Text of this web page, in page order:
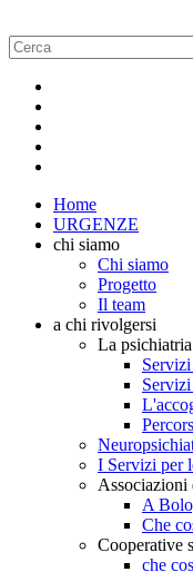
Home
URGENZE
chi siamo
Chi siamo
Progetto
Il team
a chi rivolgersi
La
I Servizi per
Associazioni
A
Che
Cooperative
che